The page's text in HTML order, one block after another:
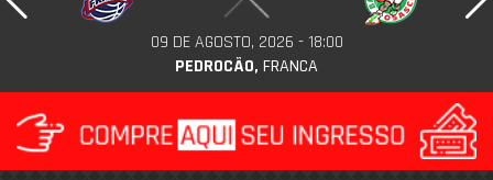
09 DE AGOSTO, 2026 - 18:00
PEDROCÃO, FRANCA